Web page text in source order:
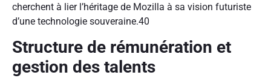
cherchent à lier l’héritage de Mozilla à sa vision futuriste
d’une technologie souveraine.40
Structure de rémunération et
gestion des talents